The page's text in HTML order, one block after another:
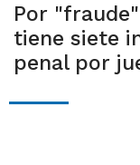
Por
tiene siete
penal por